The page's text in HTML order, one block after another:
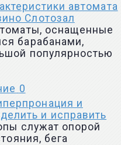
автомата
Слотозал
оснащенные
барабанами,
популярностью
0
и
и исправить
служат опорой
бега